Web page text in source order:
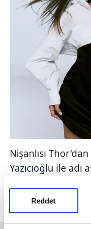
Reddet
Nişanlısı
Yazıcıoğlu ile adı
oldu.